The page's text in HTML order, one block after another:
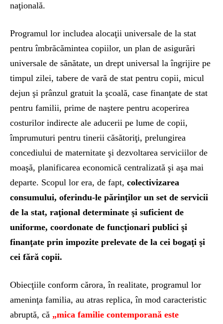
naţională.
Programul lor includea alocaţii universale de la stat
pentru îmbrăcămintea copiilor, un plan de asigurări
universale de sănătate, un drept universal la îngrijire pe
timpul zilei, tabere de vară de stat pentru copii, micul
dejun şi prânzul gratuit la şcoală, case finanţate de stat
pentru familii, prime de naştere pentru acoperirea
costurilor indirecte ale aducerii pe lume de copii,
împrumuturi pentru tinerii căsătoriţi, prelungirea
concediului de maternitate şi dezvoltarea serviciilor de
moaşă, planificarea economică centralizată şi aşa mai
departe. Scopul lor era, de fapt, colectivizarea
consumului, oferindu-le părinţilor un set de servicii
de la stat, raţional determinate şi suficient de
uniforme, coordonate de funcţionari publici şi
finanţate prin impozite prelevate de la cei bogaţi şi
cei fără copii.
Obiecţiile conform cărora, în realitate, programul lor
ameninţa familia, au atras replica, în mod caracteristic
abruptă, că „mica familie contemporană este